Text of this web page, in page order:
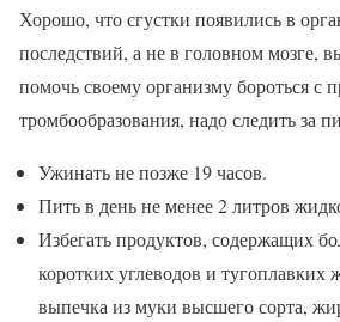
Хорошо, что сгустки появились в
последствий, а не в головном мозге,
помочь своему организму бороться с
тромбообразования, надо следить за
Ужинать не позже 19 часов.
Пить в день не менее 2 литров
Избегать продуктов, содержащих
коротких углеводов и тугоплавких
выпечка из муки высшего сорта,